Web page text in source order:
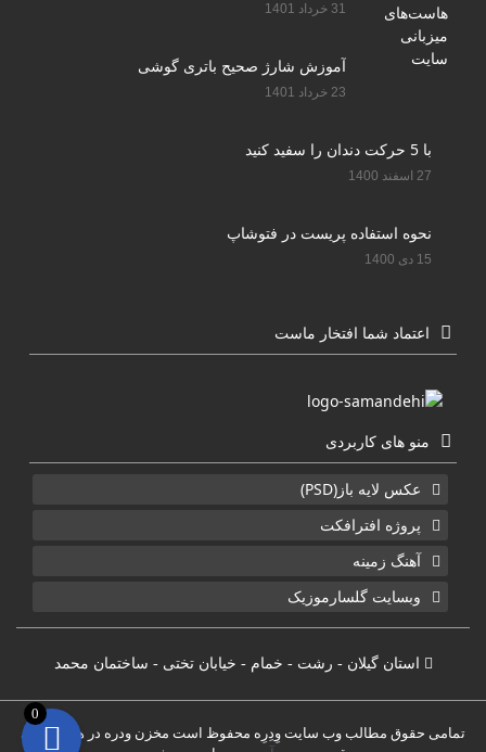
31 خرداد 1401
آموزش شارژ صحیح باتری گوشی
23 خرداد 1401
با 5 حرکت دندان را سفید کنید
27 اسفند 1400
نحوه استفاده پریست در فتوشاپ
15 دی 1400
اعتماد شما افتخار ماست
منو های کاربردی
عکس لایه باز(PSD)
پروژه افترافکت
آهنگ زمینه
وبسایت گلسارموزیک
استان گیلان - رشت - خمام - خیابان تختی - ساختمان محمد
تمامی حقوق مطالب وب سایت وِدِرِه محفوظ است مخزن ودره در هاست های
0